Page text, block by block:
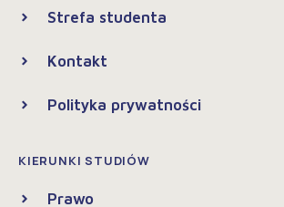
Strefa studenta
Kontakt
Polityka prywatności
KIERUNKI STUDIÓW
Prawo